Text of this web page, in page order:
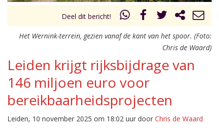
Deel dit bericht!
Het Wernink-terrein, gezien vanaf de kant van het spoor. (Foto:
Chris de Waard)
Leiden krijgt rijksbijdrage van
146 miljoen euro voor
bereikbaarheidsprojecten
Leiden, 10 november 2025 om 18:02 uur door Chris de Waard